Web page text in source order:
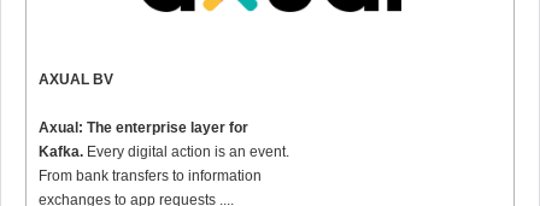
AXUAL BV
Axual: The enterprise layer for
Kafka. Every digital action is an event.
From bank transfers to information
exchanges to app requests ....